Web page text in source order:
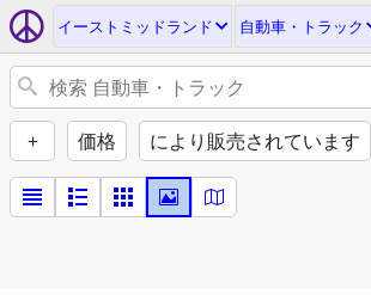
イーストミッドランド 自動車・トラック
+ 価格 により販売されています